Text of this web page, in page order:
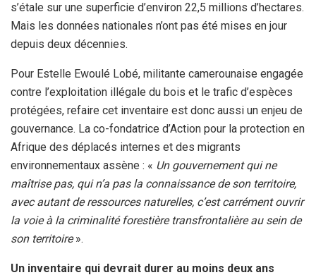
s’étale sur une superficie d’environ 22,5 millions d’hectares.
Mais les données nationales n’ont pas été mises en jour
depuis deux décennies.
Pour Estelle Ewoulé Lobé, militante camerounaise engagée
contre l’exploitation illégale du bois et le trafic d’espèces
protégées, refaire cet inventaire est donc aussi un enjeu de
gouvernance. La co-fondatrice d’Action pour la protection en
Afrique des déplacés internes et des migrants
environnementaux assène : « Un gouvernement qui ne
maîtrise pas, qui n’a pas la connaissance de son territoire,
avec autant de ressources naturelles, c’est carrément ouvrir
la voie à la criminalité forestière transfrontalière au sein de
son territoire».
Un inventaire qui devrait durer au moins deux ans